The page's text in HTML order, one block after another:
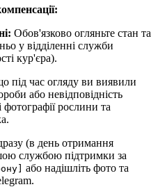
Обов'язково огляньте стан та
у відділенні служби
кур'єра).
під час огляду ви виявили
або невідповідність
фотографії рослини та
(в день отримання
службою підтримки за
або надішліть фото та